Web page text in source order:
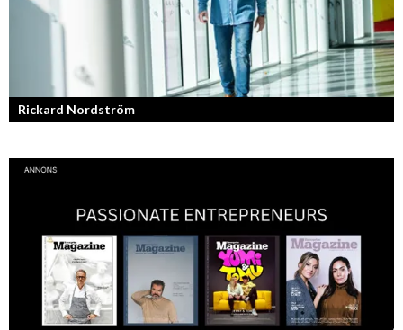
Rickard Nordström
Läraren som omfamnar sociala medier.